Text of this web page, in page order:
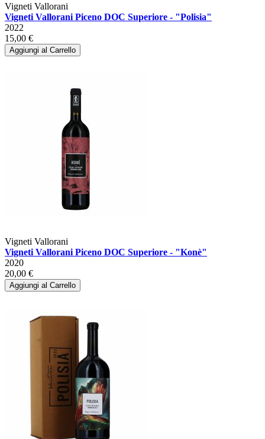
Vigneti Vallorani
Vigneti Vallorani Piceno DOC Superiore - "Polisia"
2022
15,00 €
Aggiungi al Carrello
Vigneti Vallorani
Vigneti Vallorani Piceno DOC Superiore - "Konè"
2020
20,00 €
Aggiungi al Carrello